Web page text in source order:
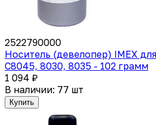
2522790000
Носитель (девелопер) IMEX
C8045, 8030, 8035 - 102 грамм
1 094 ₽
В наличии: 77 шт
Купить